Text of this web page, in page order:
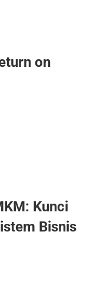
on
Kunci
Bisnis